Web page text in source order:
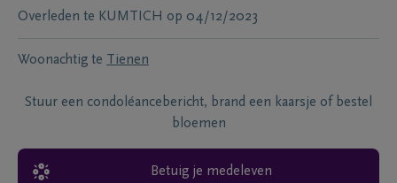
Overleden te KUMTICH op 04/12/2023
Woonachtig te Tienen
Stuur een condoléancebericht, brand een kaarsje of bestel
bloemen
Betuig je medeleven